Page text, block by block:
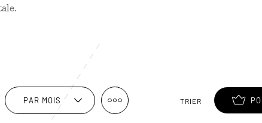
PAR MOIS TRIER